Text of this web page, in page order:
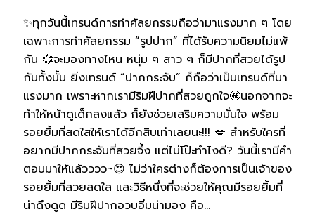
✨️ทุกวันนี้เทรนด์การทำศัลยกรรมถือว่ามาแรงมาก ๆ โดย
เฉพาะการทำศัลยกรรม “รูปปาก” ที่ได้รับความนิยมไม่แพ้
กัน 💞จะมองทางไหน หนุ่ม ๆ สาว ๆ ก็มีปากที่สวยได้รูป
กันทั้งนั้น ยิ่งเทรนด์ “ปากกระจับ” ก็ถือว่าเป็นเทรนด์ที่มา
แรงมาก เพราะหากเรามีริมฝีปากที่สวยถูกใจ🤩นอกจากจะ
ทำให้หน้าดูเด็กลงแล้ว ก็ยังช่วยเสริมความมั่นใจ พร้อม
รอยยิ้มที่สดใสให้เราได้อีกสิบเท่าเลยนะ!!! 💋 สำหรับใครที่
อยากมีปากกระจับที่สวยจึ้ง แต่ไม่โป๊ะทำไงดี? วันนี้เรามีคำ
ตอบมาให้แล้วววว~😍 ไม่ว่าใครต่างก็ต้องการเป็นเจ้าของ
รอยยิ้มที่สวยสดใส และวิธีหนึ่งที่จะช่วยให้คุณมีรอยยิ้มที่
น่าดึงดูด มีริมฝีปากอวบอิ่มน่ามอง คือ…